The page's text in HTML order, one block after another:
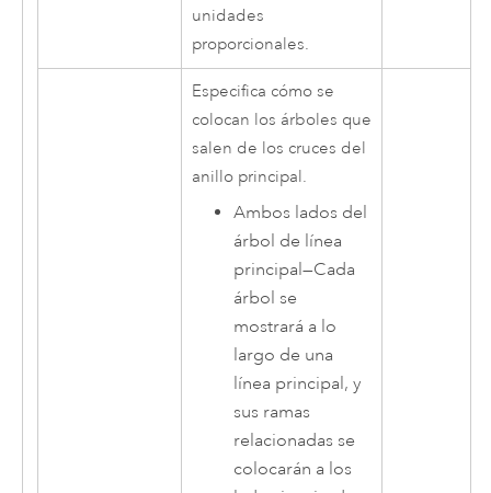
unidades
proporcionales.
Especifica cómo se
colocan los árboles que
salen de los cruces del
anillo principal.
Ambos lados del
árbol de línea
principal—Cada
árbol se
mostrará a lo
largo de una
línea principal, y
sus ramas
relacionadas se
colocarán a los